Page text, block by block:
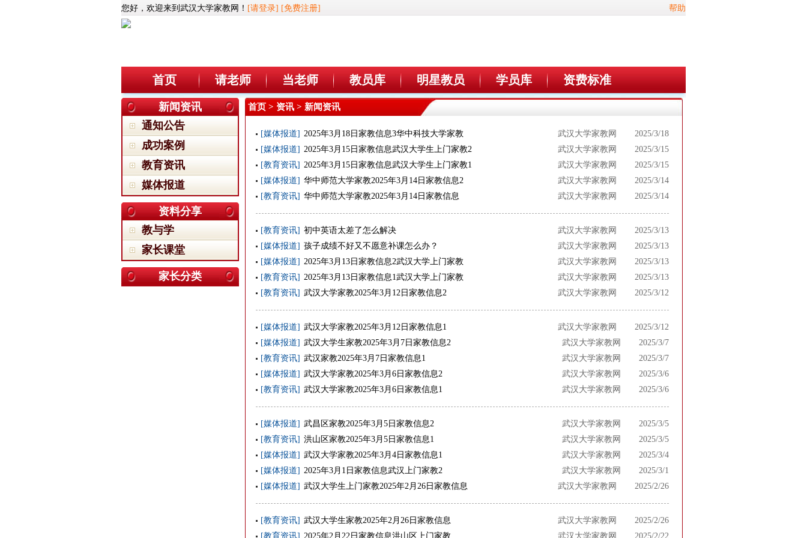
您好，欢迎来到武汉大学家教网！ [请登录] [免费注册] 帮助
首页 请老师 当老师 教员库 明星教员 学员库 资费标准
新闻资讯
通知公告
成功案例
教育资讯
媒体报道
资料分享
教与学
家长课堂
家长分类
首页 > 资讯 > 新闻资讯
武汉大学家教网 2025/3/18
[媒体报道] 2025年3月18日家教信息3华中科技大学家教
武汉大学家教网
2025/3/15
[媒体报道] 2025年3月15日家教信息武汉大学生上门家教2
武汉大学家教网
2025/3/15
[教育资讯] 2025年3月15日家教信息武汉大学生上门家教1
武汉大学家教网
2025/3/14
[媒体报道] 华中师范大学家教2025年3月14日家教信息2
武汉大学家教网
2025/3/14
[教育资讯] 华中师范大学家教2025年3月14日家教信息
武汉大学家教网 2025/3/13
[教育资讯] 初中英语太差了怎么解决
武汉大学家教网
2025/3/13
[媒体报道] 孩子成绩不好又不愿意补课怎么办？
武汉大学家教网
2025/3/13
[媒体报道] 2025年3月13日家教信息2武汉大学上门家教
武汉大学家教网
2025/3/13
[教育资讯] 2025年3月13日家教信息1武汉大学上门家教
武汉大学家教网
2025/3/12
[教育资讯] 武汉大学家教2025年3月12日家教信息2
武汉大学家教网 2025/3/12
[媒体报道] 武汉大学家教2025年3月12日家教信息1
武汉大学家教网
2025/3/7
[媒体报道] 武汉大学生家教2025年3月7日家教信息2
武汉大学家教网
2025/3/7
[教育资讯] 武汉家教2025年3月7日家教信息1
武汉大学家教网
2025/3/6
[媒体报道] 武汉大学家教2025年3月6日家教信息2
武汉大学家教网
2025/3/6
[教育资讯] 武汉大学家教2025年3月6日家教信息1
武汉大学家教网 2025/3/5
[媒体报道] 武昌区家教2025年3月5日家教信息2
武汉大学家教网
2025/3/5
[教育资讯] 洪山区家教2025年3月5日家教信息1
武汉大学家教网
2025/3/4
[媒体报道] 武汉大学家教2025年3月4日家教信息1
武汉大学家教网
2025/3/1
[媒体报道] 2025年3月1日家教信息武汉上门家教2
武汉大学家教网
2025/2/26
[媒体报道] 武汉大学生上门家教2025年2月26日家教信息
武汉大学家教网 2025/2/26
[教育资讯] 武汉大学生家教2025年2月26日家教信息
武汉大学家教网
2025/2/22
[教育资讯] 2025年2月22日家教信息洪山区上门家教